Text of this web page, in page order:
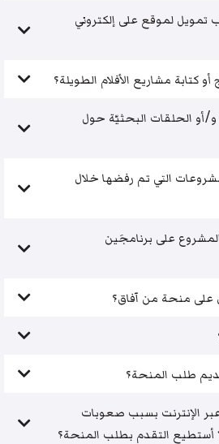
لموقع على إلكتروني
كتابة مشاريع الأفلام الطويلة؟
أو الحلقات البحثيّة حول
التي تم رفضها خلال
على برنامجَين
منحة من آفاق؟
طلب المنحة؟
الإنترنت بسبب صعوبات
أستطيع التقدم بطلب المنحة؟